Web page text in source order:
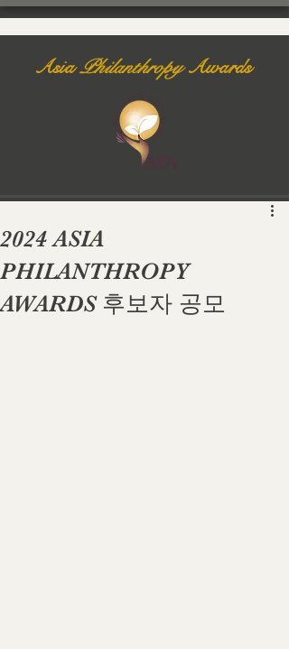
AsiaPhilanthropyAwards
2024 ASIA
PHILANTHROPY
AWARDS 후보자 공모